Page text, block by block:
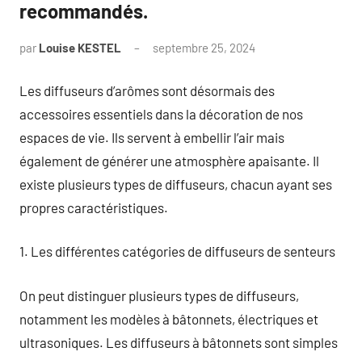
recommandés.
par Louise KESTEL septembre 25, 2024
Les diffuseurs d’arômes sont désormais des
accessoires essentiels dans la décoration de nos
espaces de vie. Ils servent à embellir l’air mais
également de générer une atmosphère apaisante. Il
existe plusieurs types de diffuseurs, chacun ayant ses
propres caractéristiques.
1. Les différentes catégories de diffuseurs de senteurs
On peut distinguer plusieurs types de diffuseurs,
notamment les modèles à bâtonnets, électriques et
ultrasoniques. Les diffuseurs à bâtonnets sont simples